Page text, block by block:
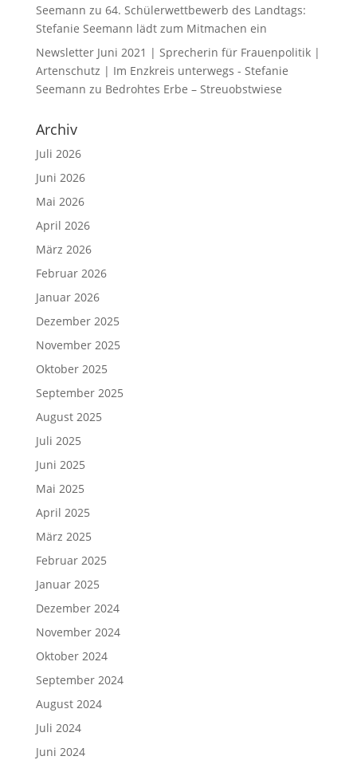
Seemann zu 64. Schülerwettbewerb des Landtags:
Stefanie Seemann lädt zum Mitmachen ein
Newsletter Juni 2021 | Sprecherin für Frauenpolitik |
Artenschutz | Im Enzkreis unterwegs - Stefanie
Seemann zu Bedrohtes Erbe – Streuobstwiese
Archiv
Juli 2026
Juni 2026
Mai 2026
April 2026
März 2026
Februar 2026
Januar 2026
Dezember 2025
November 2025
Oktober 2025
September 2025
August 2025
Juli 2025
Juni 2025
Mai 2025
April 2025
März 2025
Februar 2025
Januar 2025
Dezember 2024
November 2024
Oktober 2024
September 2024
August 2024
Juli 2024
Juni 2024